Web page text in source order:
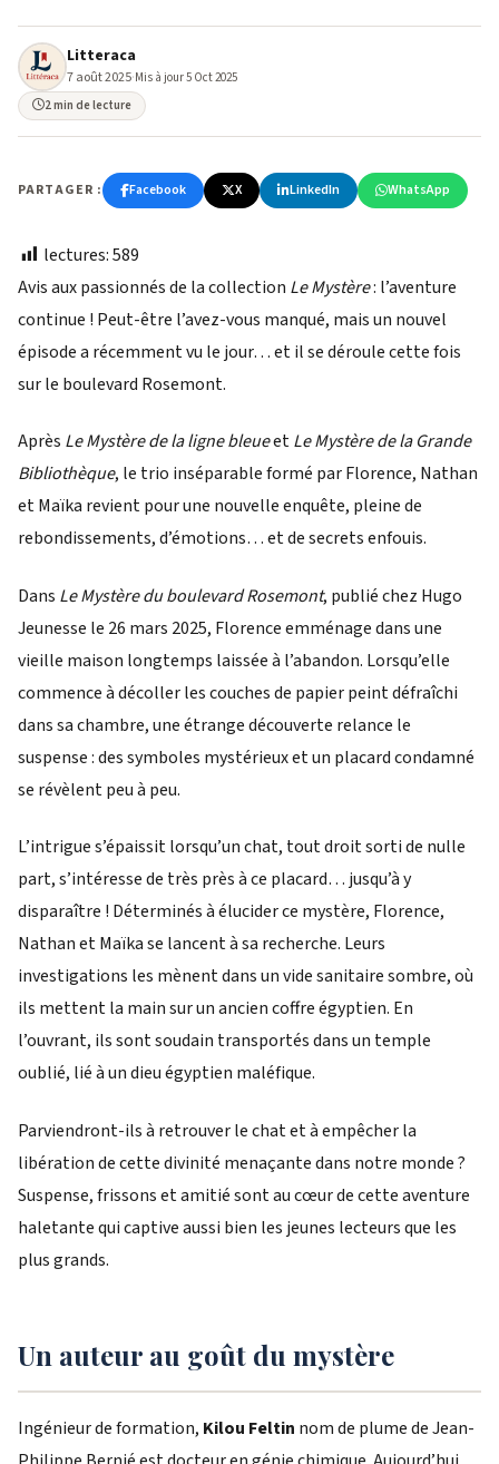
Litteraca
7 août 2025·Mis à jour 5 Oct 2025
2 min de lecture
PARTAGER : Facebook X LinkedIn WhatsApp
lectures:589
Avis aux passionnés de la collection Le Mystère: l’aventure
continue ! Peut-être l’avez-vous manqué, mais un nouvel
épisode a récemment vu le jour… et il se déroule cette fois
sur le boulevard Rosemont.
Après Le Mystère de la ligne bleueetLe Mystère de la Grande
Bibliothèque, le trio inséparable formé par Florence, Nathan
et Maïka revient pour une nouvelle enquête, pleine de
rebondissements, d’émotions… et de secrets enfouis.
Dans Le Mystère du boulevard Rosemont, publié chez Hugo
Jeunesse le 26 mars 2025, Florence emménage dans une
vieille maison longtemps laissée à l’abandon. Lorsqu’elle
commence à décoller les couches de papier peint défraîchi
dans sa chambre, une étrange découverte relance le
suspense : des symboles mystérieux et un placard condamné
se révèlent peu à peu.
L’intrigue s’épaissit lorsqu’un chat, tout droit sorti de nulle
part, s’intéresse de très près à ce placard… jusqu’à y
disparaître ! Déterminés à élucider ce mystère, Florence,
Nathan et Maïka se lancent à sa recherche. Leurs
investigations les mènent dans un vide sanitaire sombre, où
ils mettent la main sur un ancien coffre égyptien. En
l’ouvrant, ils sont soudain transportés dans un temple
oublié, lié à un dieu égyptien maléfique.
Parviendront-ils à retrouver le chat et à empêcher la
libération de cette divinité menaçante dans notre monde ?
Suspense, frissons et amitié sont au cœur de cette aventure
haletante qui captive aussi bien les jeunes lecteurs que les
plus grands.
Un auteur au goût du mystère
Ingénieur de formation, Kilou Feltin nom de plume de Jean-